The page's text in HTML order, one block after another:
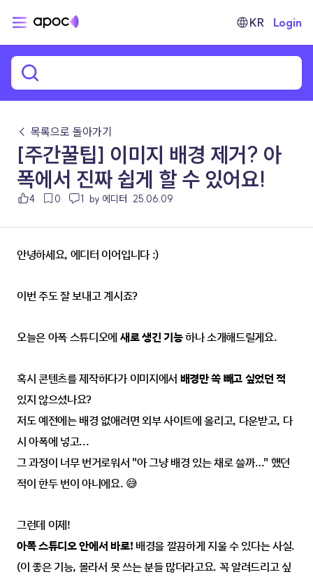
KR Login
← 목록으로 돌아가기
[주간꿀팁] 이미지 배경 제거? 아
폭에서 진짜 쉽게 할 수 있어요!
4 0 1 by 에디터 25.06.09
안녕하세요, 에디터 이어입니다 :)
이번 주도 잘 보내고 계시죠?
오늘은 아폭 스튜디오에 새로 생긴 기능 하나 소개해드릴게요.
혹시 콘텐츠를 제작하다가 이미지에서 배경만 쏙 빼고 싶었던 적
있지 않으셨나요?
저도 예전에는 배경 없애려면 외부 사이트에 올리고, 다운받고, 다
시 아폭에 넣고...
그 과정이 너무 번거로워서 "아 그냥 배경 있는 채로 쓸까…" 했던
적이 한두 번이 아니에요. 😅
그런데 이제!
아폭 스튜디오 안에서 바로! 배경을 깔끔하게 지울 수 있다는 사실.
(이 좋은 기능, 몰라서 못 쓰는 분들 많더라고요. 꼭 알려드리고 싶